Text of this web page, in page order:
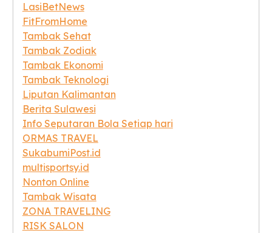
LasiBetNews
FitFromHome
Tambak Sehat
Tambak Zodiak
Tambak Ekonomi
Tambak Teknologi
Liputan Kalimantan
Berita Sulawesi
Info Seputaran Bola Setiap hari
ORMAS TRAVEL
SukabumiPost.id
multisportsy.id
Nonton Online
Tambak Wisata
ZONA TRAVELING
RISK SALON